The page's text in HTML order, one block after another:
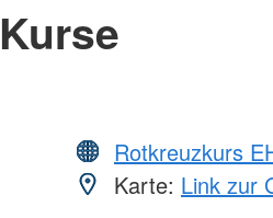
Kurse
Rotkreuzkurs
Karte: Link zur